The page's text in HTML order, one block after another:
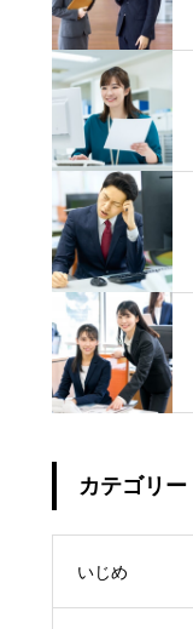
カテゴリー
いじめ